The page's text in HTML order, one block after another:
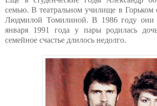
семью. В театральном училище в Горьком
Людмилой Томилиной. В 1986 году они
января 1991 года у пары родилась
семейное счастье длилось недолго.